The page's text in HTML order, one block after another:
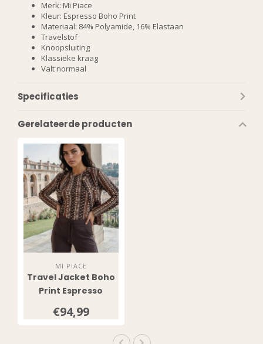
Merk: Mi Piace
Kleur: Espresso Boho Print
Materiaal: 84% Polyamide, 16% Elastaan
Travelstof
Knoopsluiting
Klassieke kraag
Valt normaal
Specificaties
Gerelateerde producten
MI PIACE
Travel Jacket Boho
Print Espresso
€94,99